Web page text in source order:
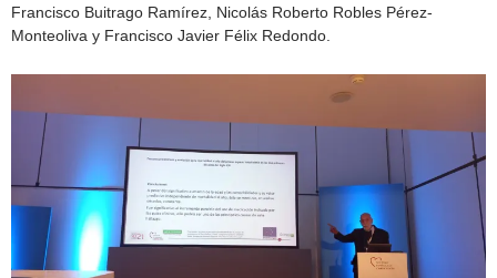
Francisco Buitrago Ramírez, Nicolás Roberto Robles Pérez-
Monteoliva y Francisco Javier Félix Redondo.